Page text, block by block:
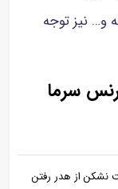
و… نیز توجه
سرما
نشکن از هدر رفتن